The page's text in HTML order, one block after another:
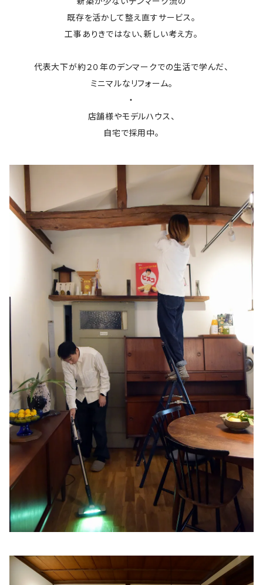
既存を活かして整え直すサービス。
工事ありきではない、新しい考え方。
代表大下が約２０年のデンマークでの生活で学んだ、
ミニマルなリフォーム。
・
店舗様やモデルハウス、
自宅で採用中。